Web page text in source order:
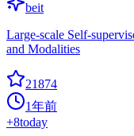
beit
Large-scale Self-
and Modalities
21874
1年前
+8today